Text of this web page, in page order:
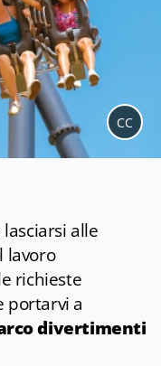
CC
alle
lavoro
richieste
portarvi a
divertimenti